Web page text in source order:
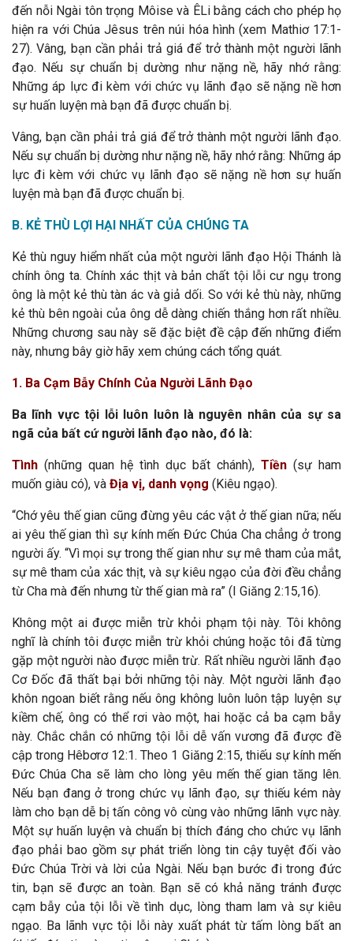
đến nỗi Ngài tôn trọng Môise và ÊLi bằng cách cho phép họ
hiện ra với Chúa Jêsus trên núi hóa hình (xem Mathiơ 17:1-
27).Vâng, bạn cần phải trả giá để trở thành một người lãnh
đạo. Nếu sự chuẩn bị dường như nặng nề, hãy nhớ rằng:
Những áp lực đi kèm với chức vụ lãnh đạo sẽ nặng nề hơn
sự huấn luyện mà bạn đã được chuẩn bị.
Vâng, bạn cần phải trả giá để trở thành một người lãnh đạo.
Nếu sự chuẩn bị dường như nặng nề, hãy nhớ rằng: Những áp
lực đi kèm với chức vụ lãnh đạo sẽ nặng nề hơn sự huấn
luyện mà bạn đã được chuẩn bị.
B. KẺ THÙ LỢI HẠI NHẤT CỦA CHÚNG TA
Kẻ thù nguy hiểm nhất của một người lãnh đạo Hội Thánh là
chính ông ta. Chính xác thịt và bản chất tội lỗi cư ngụ trong
ông là một kẻ thù tàn ác và giả dối. So với kẻ thù này, những
kẻ thù bên ngoài của ông dễ dàng chiến thắng hơn rất nhiều.
Những chương sau này sẽ đặc biệt đề cập đến những điểm
này, nhưng bây giờ hãy xem chúng cách tổng quát.
1. Ba Cạm Bẫy Chính Của Người Lãnh Đạo
Ba lĩnh vực tội lỗi luôn luôn là nguyên nhân của sự sa
ngã của bất cứ người lãnh đạo nào, đó là:
Tình (những quan hệ tình dục bất chánh), Tiền (sự ham
muốn giàu có), và Địa vị, danh vọng (Kiêu ngạo).
“Chớ yêu thế gian cũng đừng yêu các vật ở thế gian nữa; nếu
ai yêu thế gian thì sự kính mến Đức Chúa Cha chẳng ở trong
người ấy. “Vì mọi sự trong thế gian như sự mê tham của mắt,
sự mê tham của xác thịt, và sự kiêu ngạo của đời đều chẳng
từ Cha mà đến nhưng từ thế gian mà ra” (I Giăng 2:15,16).
Không một ai được miễn trừ khỏi phạm tội này. Tôi không
nghĩ là chính tôi được miễn trừ khỏi chúng hoặc tôi đã từng
gặp một người nào được miễn trừ. Rất nhiều người lãnh đạo
Cơ Đốc đã thất bại bởi những tội này. Một người lãnh đạo
khôn ngoan biết rằng nếu ông không luôn luôn tập luyện sự
kiềm chế, ông có thể rơi vào một, hai hoặc cả ba cạm bẫy
này. Chắc chắn có những tội lỗi dễ vấn vương đã được đề
cập trong Hêbơrơ 12:1. Theo 1 Giăng 2:15, thiếu sự kính mến
Đức Chúa Cha sẽ làm cho lòng yêu mến thế gian tăng lên.
Nếu bạn đang ở trong chức vụ lãnh đạo, sự thiếu kém này
làm cho bạn dễ bị tấn công vô cùng vào những lãnh vực này.
Một sự huấn luyện và chuẩn bị thích đáng cho chức vụ lãnh
đạo phải bao gồm sự phát triển lòng tin cậy tuyệt đối vào
Đức Chúa Trời và lời của Ngài. Nếu bạn bước đi trong đức
tin, bạn sẽ được an toàn. Bạn sẽ có khả năng tránh được
cạm bẫy của tội lỗi về tình dục, lòng tham lam và sự kiêu
ngạo. Ba lãnh vực tội lỗi này xuất phát từ tấm lòng bất an